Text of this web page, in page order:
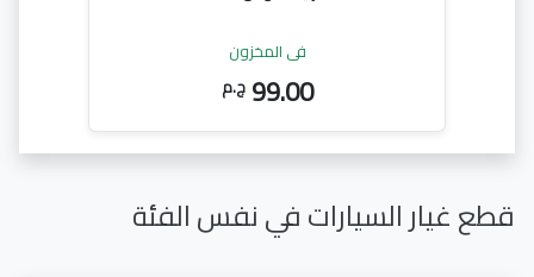
في المخزون
99.00 ج.م
قطع غيار السيارات في نفس الفئة